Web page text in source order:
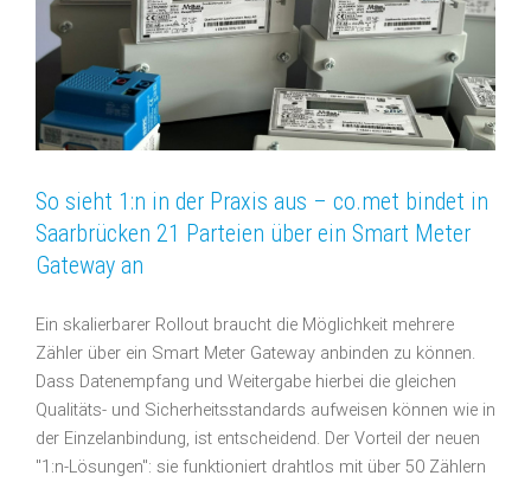
So sieht 1:n in der Praxis aus – co.met bindet in
Saarbrücken 21 Parteien über ein Smart Meter
Gateway an
Ein skalierbarer Rollout braucht die Möglichkeit mehrere
Zähler über ein Smart Meter Gateway anbinden zu können.
Dass Datenempfang und Weitergabe hierbei die gleichen
Qualitäts- und Sicherheitsstandards aufweisen können wie in
der Einzelanbindung, ist entscheidend. Der Vorteil der neuen
"1:n-Lösungen": sie funktioniert drahtlos mit über 50 Zählern